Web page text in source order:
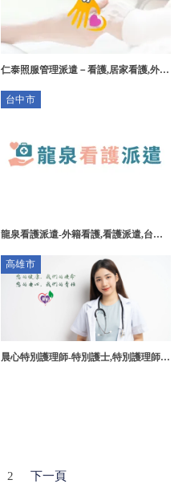
仁泰照服管理派遣－看護,居家看護,外籍
護派遣
台中市
龍泉看護派遣-外籍看護,看護派遣,台中
高雄市
晨心特別護理師-特別護士,特別護理師,
2 下一頁